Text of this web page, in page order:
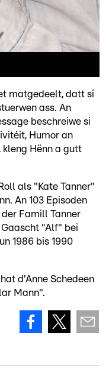
matgedeelt, datt si
ass. An
beschreiwe si
Humor an
Hënn a gutt
als "Kate Tanner"
An 103 Episoden
Famill Tanner
"Alf" bei
1986 bis 1990
d'Anne Schedeen
Mann".